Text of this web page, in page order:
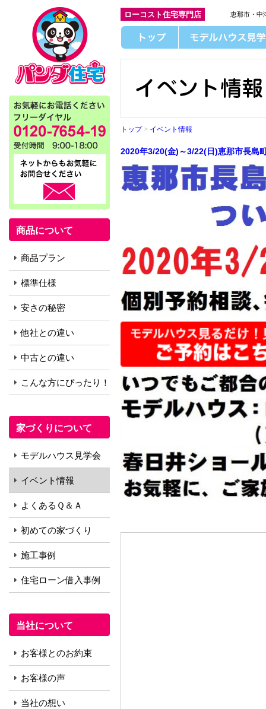
ローコスト住宅専門店 恵那市・中
トップ> イベント情報
2020年3/20(金)～3/22(日)恵那市長
商品について
商品プラン
標準仕様
安さの秘密
他社との違い
中古との違い
こんな方にぴったり！
家づくりについて
モデルハウス見学会
イベント情報
よくあるＱ＆Ａ
初めての家づくり
施工事例
住宅ローン借入事例
当社について
お客様とのお約束
お客様の声
当社の想い